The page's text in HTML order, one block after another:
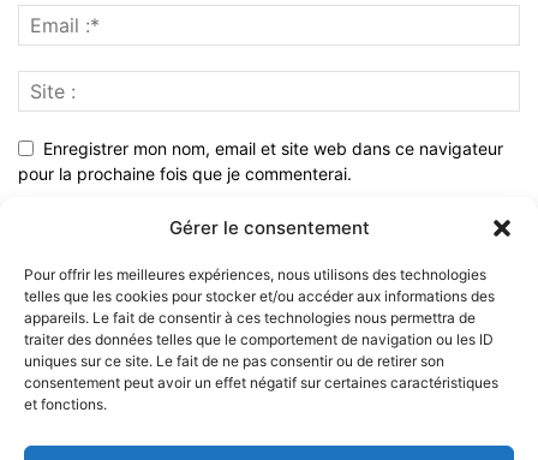
Gérer le consentement
Pour offrir les meilleures expériences, nous utilisons des technologies
telles que les cookies pour stocker et/ou accéder aux informations des
appareils. Le fait de consentir à ces technologies nous permettra de
traiter des données telles que le comportement de navigation ou les ID
uniques sur ce site. Le fait de ne pas consentir ou de retirer son
consentement peut avoir un effet négatif sur certaines caractéristiques
et fonctions.
Enregistrer mon nom, email et site web dans ce navigateur
pour la prochaine fois que je commenterai.
À PROPOS